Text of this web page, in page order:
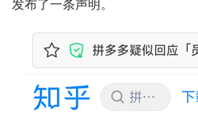
发布了一条声明。